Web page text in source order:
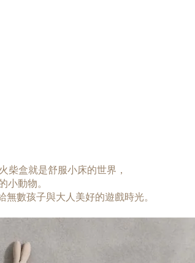
柴盒就是舒服小床的世界，
小動物。
數孩子與大人美好的遊戲時光。